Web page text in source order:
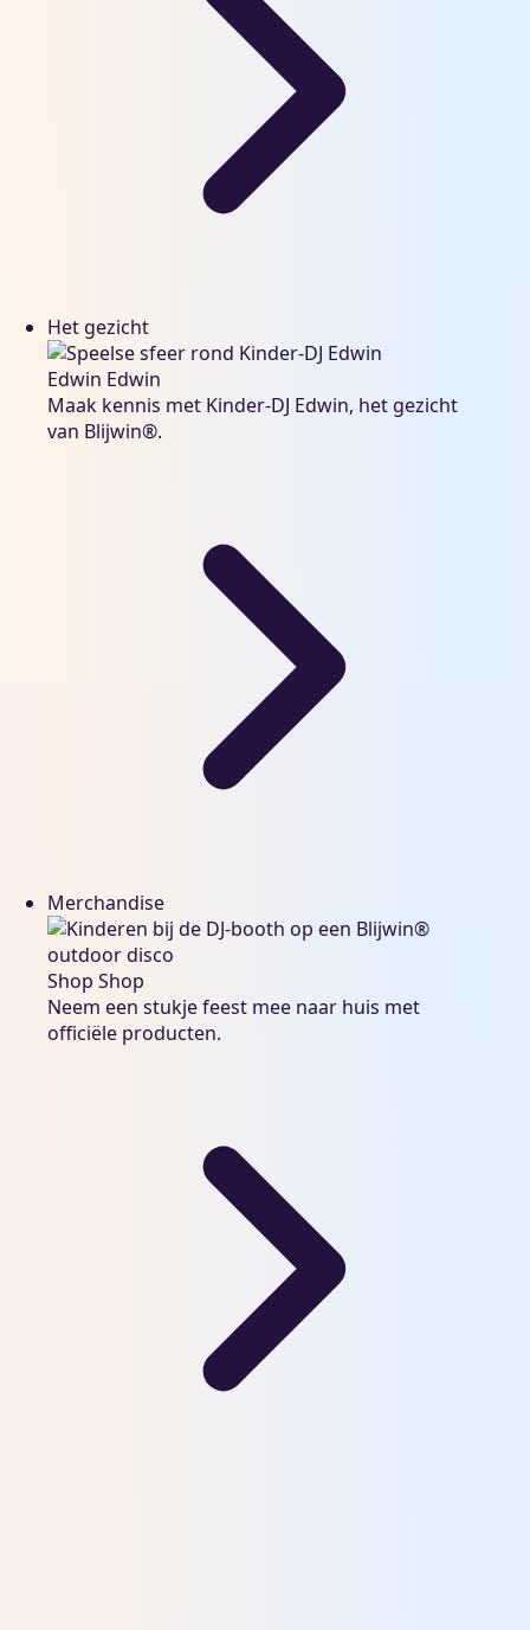
Het gezicht
Edwin Edwin
Maak kennis met Kinder-DJ Edwin, het gezicht
van Blijwin®.
Merchandise
Shop Shop
Neem een stukje feest mee naar huis met
officiële producten.